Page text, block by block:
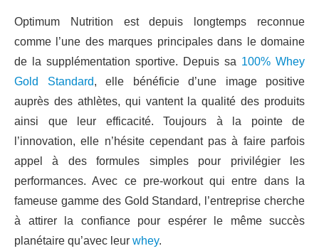
Optimum Nutrition est depuis longtemps reconnue
comme l’une des marques principales dans le domaine
de la supplémentation sportive. Depuis sa 100% Whey
Gold Standard, elle bénéficie d’une image positive
auprès des athlètes, qui vantent la qualité des produits
ainsi que leur efficacité. Toujours à la pointe de
l’innovation, elle n’hésite cependant pas à faire parfois
appel à des formules simples pour privilégier les
performances. Avec ce pre-workout qui entre dans la
fameuse gamme des Gold Standard, l’entreprise cherche
à attirer la confiance pour espérer le même succès
planétaire qu’avec leur whey.